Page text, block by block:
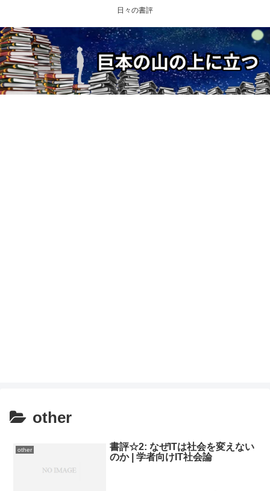
日々の書評
other
other
書評☆2: なぜITは社会を変えない
のか | 学者向けIT社会論